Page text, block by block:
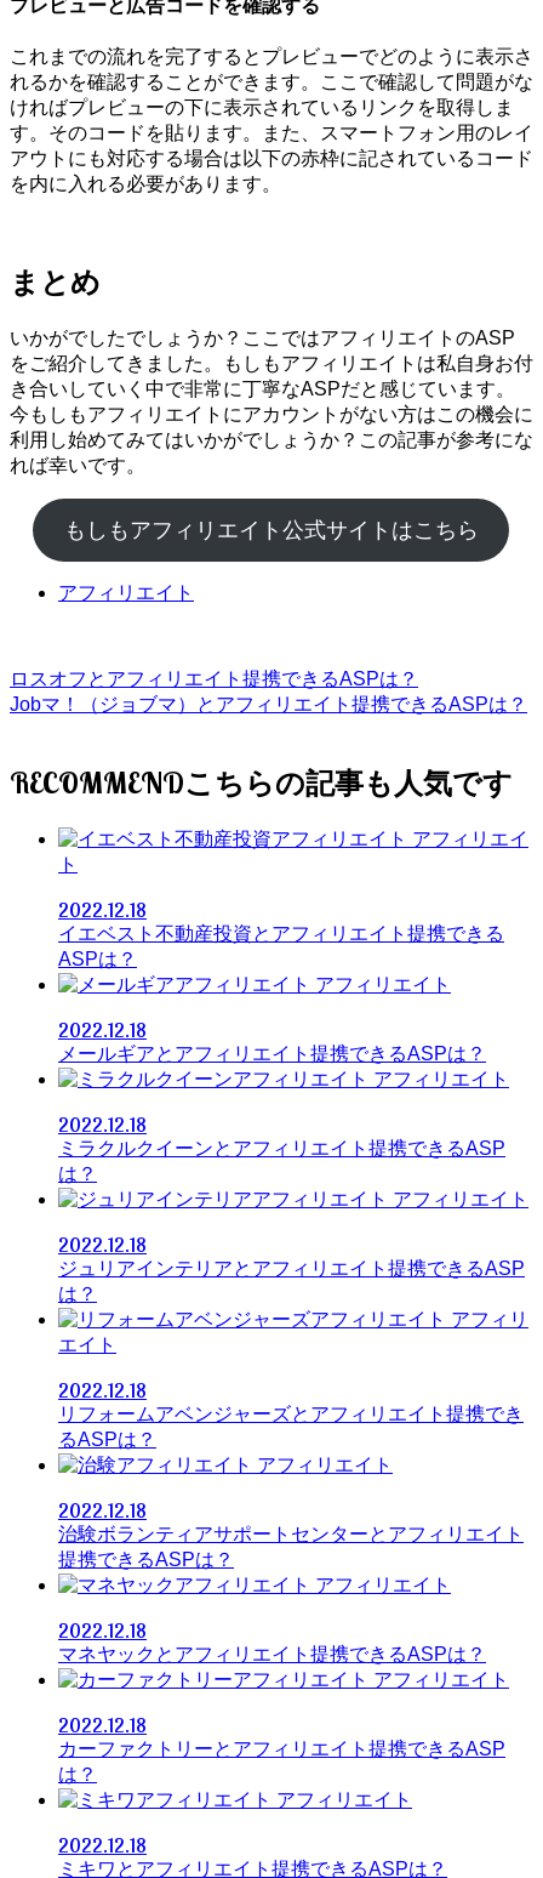
プレビューと広告コードを確認する
これまでの流れを完了するとプレビューでどのように表示さ
れるかを確認することができます。ここで確認して問題がな
ければプレビューの下に表示されているリンクを取得しま
す。そのコードを貼ります。また、スマートフォン用のレイ
アウトにも対応する場合は以下の赤枠に記されているコード
を内に入れる必要があります。
まとめ
いかがでしたでしょうか？ここではアフィリエイトのASP
をご紹介してきました。もしもアフィリエイトは私自身お付
き合いしていく中で非常に丁寧なASPだと感じています。
今もしもアフィリエイトにアカウントがない方はこの機会に
利用し始めてみてはいかがでしょうか？この記事が参考にな
れば幸いです。
もしもアフィリエイト公式サイトはこちら
アフィリエイト
ロスオフとアフィリエイト提携できるASPは？
Jobマ！（ジョブマ）とアフィリエイト提携できるASPは？
RECOMMEND
アフィリエイ
ト
2022.12.18
イエベスト不動産投資とアフィリエイト提携できる
ASPは？
アフィリエイト
2022.12.18
メールギアとアフィリエイト提携できるASPは？
アフィリエイト
2022.12.18
ミラクルクイーンとアフィリエイト提携できるASP
は？
アフィリエイト
2022.12.18
ジュリアインテリアとアフィリエイト提携できるASP
は？
アフィリ
エイト
2022.12.18
リフォームアベンジャーズとアフィリエイト提携でき
るASPは？
アフィリエイト
2022.12.18
治験ボランティアサポートセンターとアフィリエイト
提携できるASPは？
アフィリエイト
2022.12.18
マネヤックとアフィリエイト提携できるASPは？
アフィリエイト
2022.12.18
カーファクトリーとアフィリエイト提携できるASP
は？
アフィリエイト
2022.12.18
ミキワとアフィリエイト提携できるASPは？